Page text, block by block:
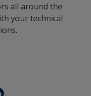
all around the
your technical